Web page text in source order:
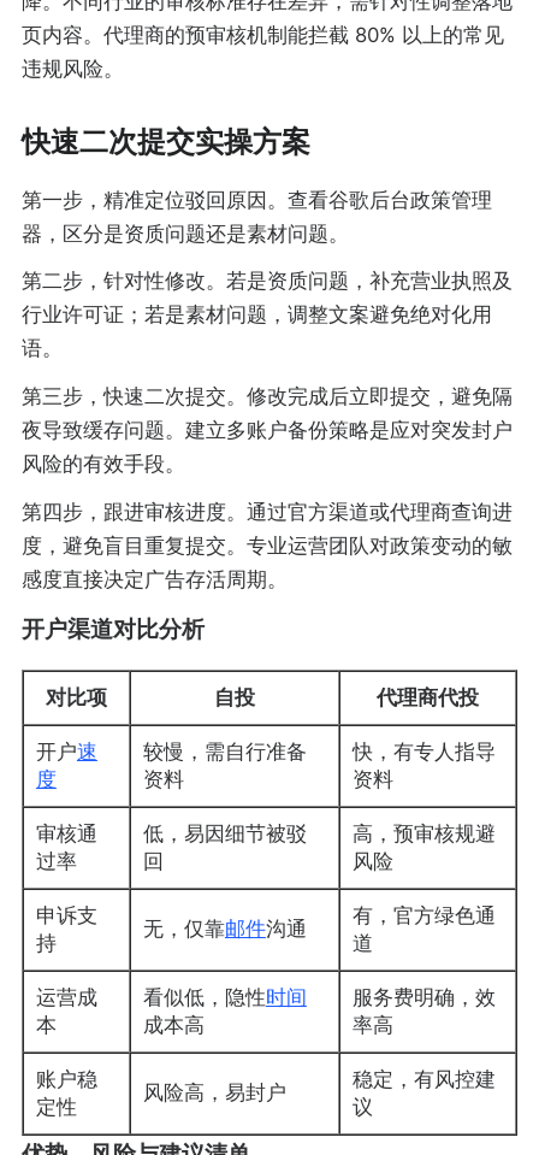
页内容。代理商的预审核机制能拦截 80% 以上的常见
违规风险。
快速二次提交实操方案
第一步，精准定位驳回原因。查看谷歌后台政策管理
器，区分是资质问题还是素材问题。
第二步，针对性修改。若是资质问题，补充营业执照及
行业许可证；若是素材问题，调整文案避免绝对化用
语。
第三步，快速二次提交。修改完成后立即提交，避免隔
夜导致缓存问题。建立多账户备份策略是应对突发封户
风险的有效手段。
第四步，跟进审核进度。通过官方渠道或代理商查询进
度，避免盲目重复提交。专业运营团队对政策变动的敏
感度直接决定广告存活周期。
开户渠道对比分析
对比项 自投 代理商代投
开户速
度
较慢，需自行准备
资料
快，有专人指导
资料
审核通
过率
低，易因细节被驳
回
高，预审核规避
风险
申诉支
持
无，仅靠邮件沟通
有，官方绿色通
道
运营成
本
看似低，隐性时间
成本高
服务费明确，效
率高
账户稳
定性
风险高，易封户
稳定，有风控建
议